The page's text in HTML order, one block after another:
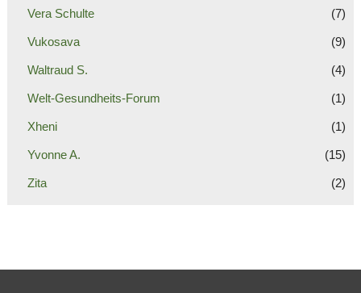
Vera Schulte (7)
Vukosava (9)
Waltraud S. (4)
Welt-Gesundheits-Forum (1)
Xheni (1)
Yvonne A. (15)
Zita (2)